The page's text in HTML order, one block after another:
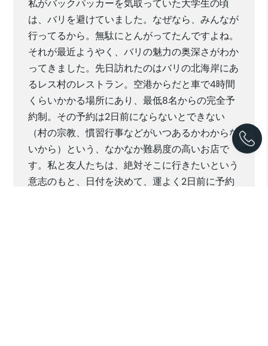
私がバックパッカーを気取っていた大学生の頃
は、バリを避けていました。なぜなら、みんなが
行ってるから。無駄にとんがってたんですよね。
それが最近ようやく、バリの魅力の奥深さがわか
ってきました。先日訪れたのはバリの北海岸にあ
るレス村のレストラン。空港からだと車で4時間
くらいかかる場所にあり、最低8名からの完全予
約制。その予約は2日前にならないとできない
（村の宗教、慣習行事などがいつあるかわからな
いから）という、なかなか難易度の高いお店で
す。私と友人たちは、絶対そこに行きたいという
意志のもと、日付を決めて、運よく2日前に予約